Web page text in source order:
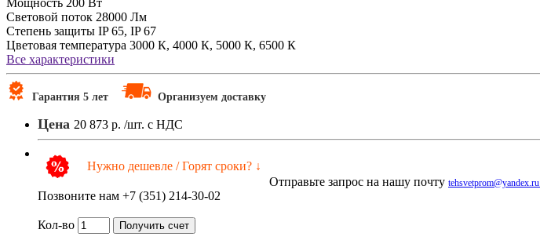
Световой поток 28000 Лм
Степень защиты IP 65, IP 67
Цветовая температура 3000 К, 4000 К, 5000 К, 6500 К
Все характеристики
Гарантия 5 лет Организуем доставку
Цена 20 873 р. /шт. с НДС
Нужно дешевле / Горят сроки? ↓
Отправьте запрос на нашу почту tehsvetprom@yandex.ru
Позвоните нам +7 (351) 214-30-02
Кол-во Получить счет